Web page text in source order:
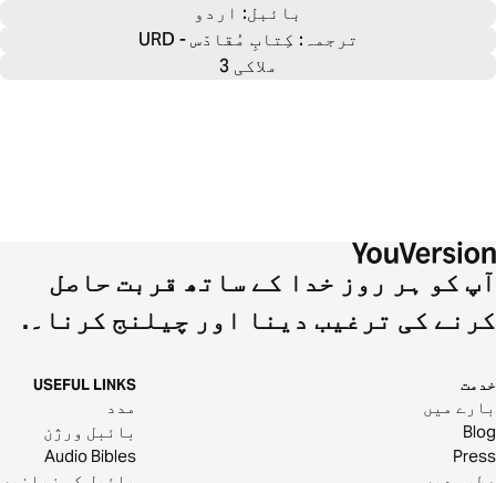
بائبل: اردو
ترجمہ: کِتابِ مُقادّس - URD
ملاکی 3
آپ کو ہر روز خدا کے ساتھ قربت حاصل
کرنے کی ترغیب دینا اور چیلنج کرنا۔.
خدمت
بارے میں
Blog
Press
USEFUL LINKS
مدد
بائبل ورژن
Audio Bibles